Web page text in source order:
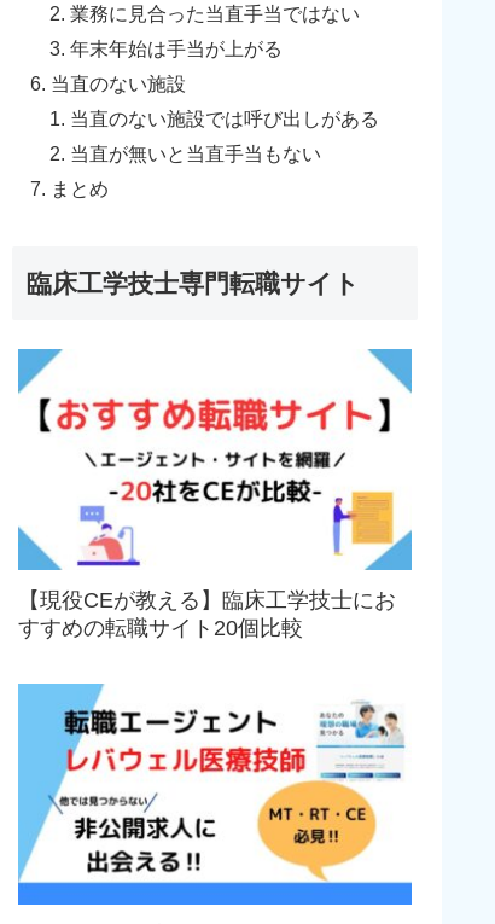
業務に見合った当直手当ではない
年末年始は手当が上がる
当直のない施設
当直のない施設では呼び出しがある
当直が無いと当直手当もない
まとめ
臨床工学技士専門転職サイト
【現役CEが教える】臨床工学技士にお
すすめの転職サイト20個比較